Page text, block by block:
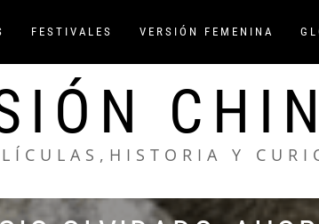
FESTIVALES VERSIÓN FEMENINA
Y